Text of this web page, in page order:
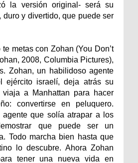
la versión original- será su
duro y divertido, que puede ser
metas con Zohan (You Don’t
2008, Columbia Pictures),
Zohan, un habilidoso agente
ejército israelí, deja atrás su
a Manhattan para hacer
convertirse en peluquero.
agente que solía atrapar a los
que puede ser un
Todo marcha bien hasta que
lo descubre. Ahora Zohan
tener una nueva vida en